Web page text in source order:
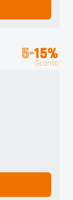
5-15%
Sconto